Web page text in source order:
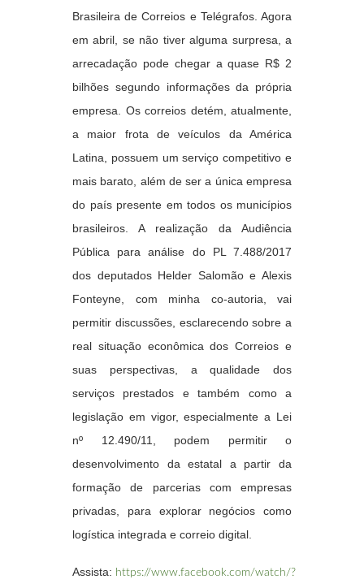
Brasileira de Correios e Telégrafos. Agora
em abril, se não tiver alguma surpresa, a
arrecadação pode chegar a quase R$ 2
bilhões segundo informações da própria
empresa. Os correios detém, atualmente,
a maior frota de veículos da América
Latina, possuem um serviço competitivo e
mais barato, além de ser a única empresa
do país presente em todos os municípios
brasileiros. A realização da Audiência
Pública para análise do PL 7.488/2017
dos deputados Helder Salomão e Alexis
Fonteyne, com minha co-autoria, vai
permitir discussões, esclarecendo sobre a
real situação econômica dos Correios e
suas perspectivas, a qualidade dos
serviços prestados e também como a
legislação em vigor, especialmente a Lei
nº 12.490/11, podem permitir o
desenvolvimento da estatal a partir da
formação de parcerias com empresas
privadas, para explorar negócios como
logística integrada e correio digital.
Assista: https://www.facebook.com/watch/?